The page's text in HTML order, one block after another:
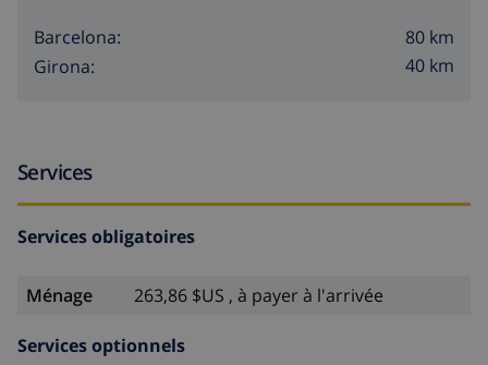
faisant une réservation.
Lloret de Mar
Une villa de vacances près du centre de Lloret de Mar,
Barcelona:
80 km
Girona:
40 km
Services
Services obligatoires
Ménage 263,86 $US , à payer à l'arrivée
Services optionnels